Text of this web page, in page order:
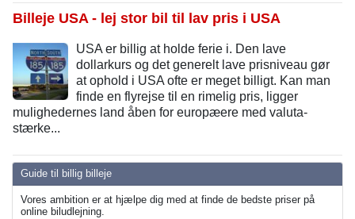
Guide til billig billeje
Vores ambition er at hjælpe dig med at finde de bedste priser på
online biludlejning.
Billeje USA - lej stor bil til lav pris i USA
USA er billig at holde ferie i. Den lave
dollarkurs og det generelt lave prisniveau gør
at ophold i USA ofte er meget billigt. Kan man
finde en flyrejse til en rimelig pris, ligger
mulighedernes land åben for europæere med valuta-
stærke...